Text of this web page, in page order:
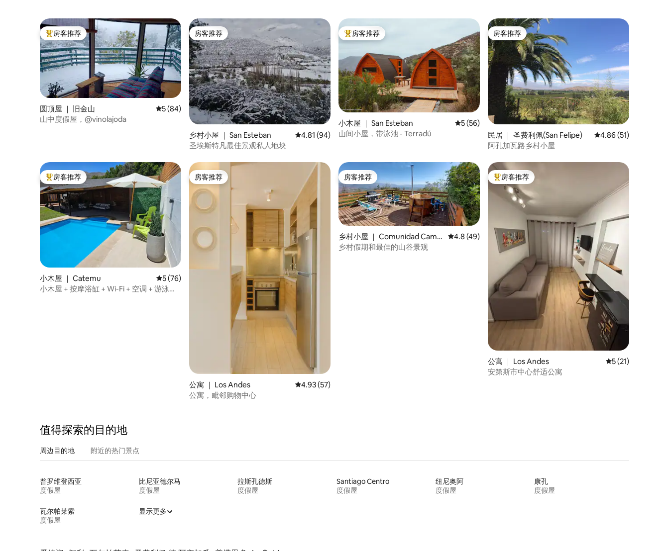
热门「房客推荐」
房客推荐
圆顶屋 ｜ 旧金山 平均评分 5 分（满分 5 分），共 84 条评价
5 (84)
山中度假屋，@vinolajoda
房客推荐
房客推荐
乡村小屋 ｜ San Esteban 平均评分 4.81 分（满分 5 分），共 94 条评价
4.81 (94)
圣埃斯特凡最佳景观私人地块
热门「房客推荐」
房客推荐
小木屋 ｜ San Esteban 平均评分 5 分（满分 5 分），共 56 条评价
5 (56)
山间小屋，带泳池 - Terradú
房客推荐
房客推荐
民居 ｜ 圣费利佩(San Felipe) 平均评分 4.86 分（满
4.86 (51)
阿孔加瓦路乡村小屋
热门「房客推荐」
房客推荐
小木屋 ｜ Catemu 平均评分 5 分（满分 5 分），共 76 条评价
5 (76)
小木屋 + 按摩浴缸 + Wi-Fi + 空调 + 游泳
房客推荐
房客推荐
公寓 ｜ Los Andes 平均评分 4.93 分（满分 5 分），共 57 条评价
4.93 (57)
公寓，毗邻购物中心
房客推荐
房客推荐
乡村小屋 ｜ Comunidad Camp
o de Ahumada
平均评分 4.8 分（满分 5 分），共 49 条评价
4.8 (49)
乡村假期和最佳的山谷景观
热门「房客推荐」
房客推荐
公寓 ｜ Los Andes 平均评分 5 分（满
5 (21)
安第斯市中心舒适公寓
值得探索的目的地
周边目的地 附近的热门景点
普罗维登西亚
度假屋
比尼亚德尔马
度假屋
拉斯孔德斯
度假屋
Santiago Centro
度假屋
纽尼奥阿
度假屋
康孔
度假屋
瓦尔帕莱索
度假屋
显示更多